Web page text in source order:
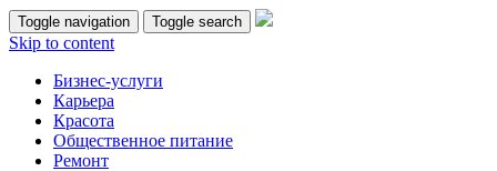
Toggle navigation Toggle search
Skip to content
Бизнес-услуги
Карьера
Красота
Общественное питание
Ремонт